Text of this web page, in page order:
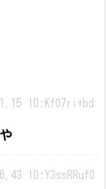
ID:Kf07ri+bd
ID:Y3ssRRuf0